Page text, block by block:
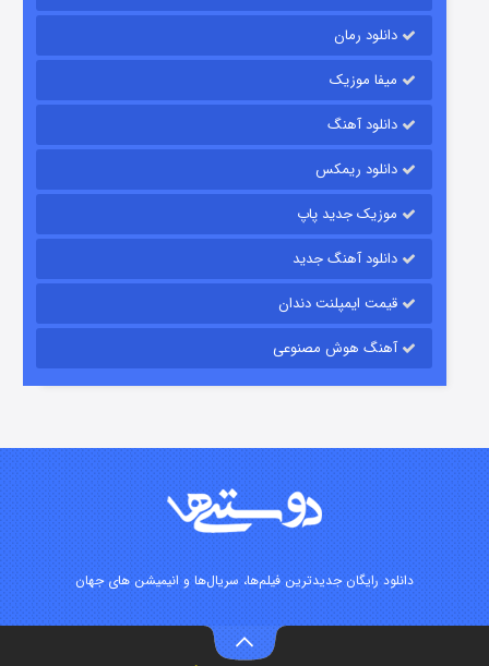
شکست استوارت در نجات جهان
قسمت
قسمت۷ (زیرنویس) منتشر شد
دانلود رمان
میفا موزیک
دانلود آهنگ
دانلود ریمکس
موزیک جدید پاپ
دانلود آهنگ جدید
قیمت ایمپلنت دندان
آهنگ هوش مصنوعی
دانلود رایگان جدیدترین فیلم‌ها، سریال‌ها و انیمیشن های جهان